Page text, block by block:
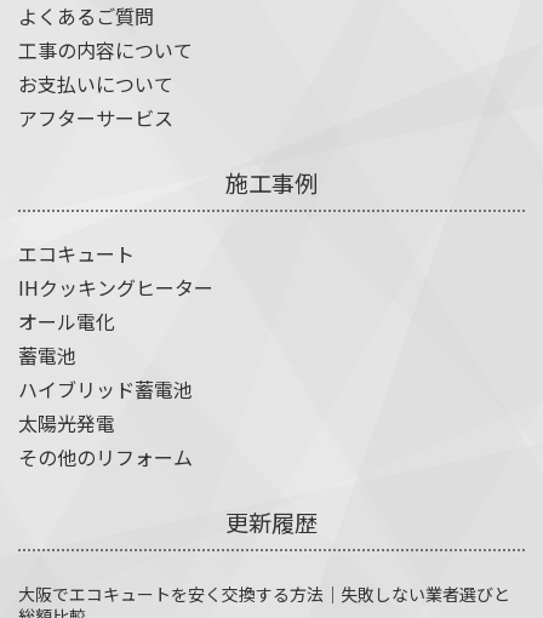
よくあるご質問
工事の内容について
お支払いについて
アフターサービス
施工事例
エコキュート
IHクッキングヒーター
オール電化
蓄電池
ハイブリッド蓄電池
太陽光発電
その他のリフォーム
更新履歴
大阪でエコキュートを安く交換する方法｜失敗しない業者選びと